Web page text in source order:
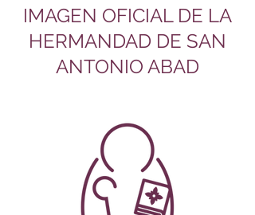
IMAGEN OFICIAL DE LA
HERMANDAD DE SAN
ANTONIO ABAD